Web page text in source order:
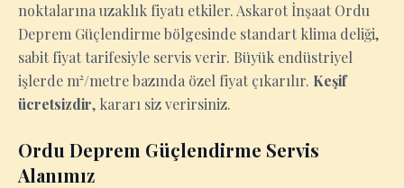
noktalarına uzaklık fiyatı etkiler. Askarot İnşaat Ordu
Deprem Güçlendirme bölgesinde standart klima deliği,
sabit fiyat tarifesiyle servis verir. Büyük endüstriyel
işlerde m²/metre bazında özel fiyat çıkarılır. Keşif
ücretsizdir, kararı siz verirsiniz.
Ordu Deprem Güçlendirme Servis
Alanımız